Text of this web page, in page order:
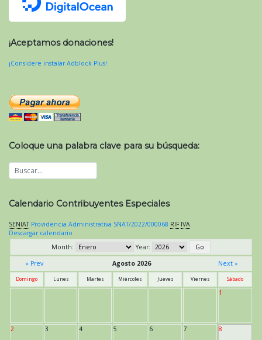
¡Aceptamos donaciones!
¡Considere instalar Adblock Plus!
Coloque una palabra clave para su búsqueda:
Calendario Contribuyentes Especiales
SENIAT Providencia Administrativa SNAT/2022/000068 RIF IVA.
Descargar calendario
Month:
Year:
« Prev
Agosto 2026 Next »
Domingo Lunes Martes Miércoles Jueves Viernes Sábado
1
2 3 4 5 6 7 8